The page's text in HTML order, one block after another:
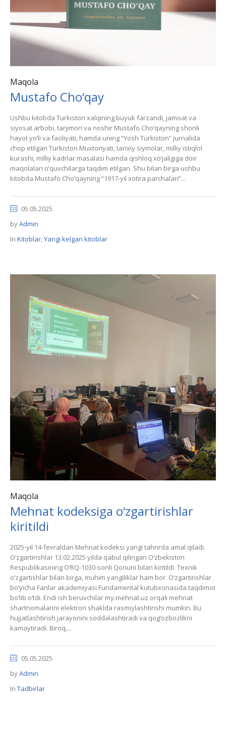
Maqola
Mustafo Cho‘qay
Ushbu kitobda Turkiston xalqining buyuk farzandi, jamoat va
siyosat arbobi, tarjimon va noshir Mustafo Cho‘qayning shonli
hayot yo‘li va faoliyati, hamda uning “Yosh Turkiston” jurnalida
chop etilgan Turkiston Muxtoriyati, tarixiy siymolar, milliy istiqlol
kurashi, milliy kadrlar masalasi hamda qishloq xo‘jaligiga doir
maqolalari o‘quvchilarga taqdim etilgan. Shu bilan birga ushbu
kitobda Mustafo Cho‘qayning “1917-yil xotira parchalari”...
05.05.2025
byAdmin
In Kitoblar,Yangi kelgan kitoblar
Maqola
Mehnat kodeksiga o‘zgartirishlar
kiritildi
2025-yil 14-fevraldan Mehnat kodeksi yangi tahrirda amal qiladi.
O‘zgartirishlar 13.02.2025 yilda qabul qilingan O‘zbekiston
Respublikasining O‘RQ-1030-sonli Qonuni bilan kiritildi. Texnik
o‘zgartishlar bilan birga, muhim yangiliklar ham bor. O‘zgartirishlar
bo‘yicha Fanlar akademiyasi Fundamental kutubxonasida taqdimot
bo‘lib o‘tdi. Endi ish beruvchilar my.mehnat.uz orqali mehnat
shartnomalarini elektron shaklda rasmiylashtirishi mumkin. Bu
hujjatlashtirish jarayonini soddalashtiradi va qog‘ozbozlikni
kamaytiradi. Biroq,...
05.05.2025
byAdmin
In Tadbirlar